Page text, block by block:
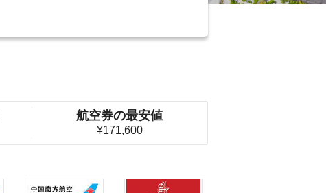
航空券の最安値
¥171,600